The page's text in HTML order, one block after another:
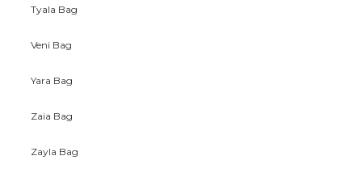
Tyala Bag
Veni Bag
Yara Bag
Zaia Bag
Zayla Bag